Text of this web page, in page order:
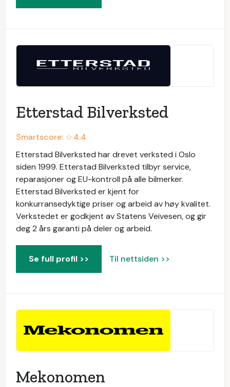
Etterstad Bilverksted
Smartscore: ☆4.4
Etterstad Bilverksted har drevet verksted i Oslo
siden 1999. Etterstad Bilverksted tilbyr service,
reparasjoner og EU-kontroll på alle bilmerker.
Etterstad Bilverksted er kjent for
konkurransedyktige priser og arbeid av høy kvalitet.
Verkstedet er godkjent av Statens Veivesen, og gir
deg 2 års garanti på deler og arbeid.
Se full profil >> Til nettsiden >>
Mekonomen